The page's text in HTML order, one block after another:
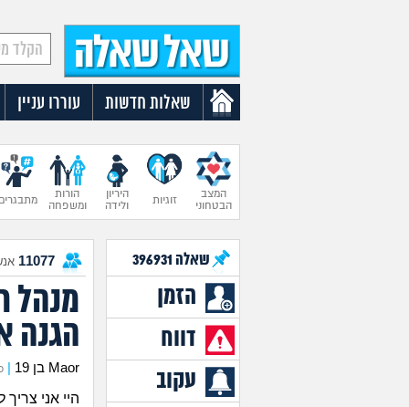
שאלות חדשות עוררו עניין
המצב
הבטחוני
זוגיות
היריון
ולידה
הורות
ומשפחה
שאלה 396931
הזמן
דווח
עקוב
11077
מנהל
הגנה
Maor בן 19
היי אני